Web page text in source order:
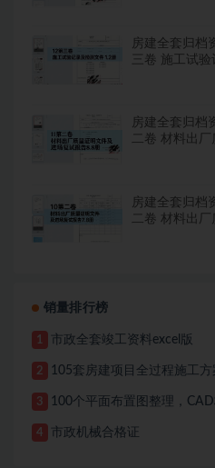
房建全套归档
三卷 施工试
房建全套归档
二卷 材料出厂
房建全套归档
二卷 材料出厂
销量排行榜
1 市政全套竣工资料excel版
2 105套房建项目全过程施工方
3 100个平面布置图整理，
4 市政机械合格证